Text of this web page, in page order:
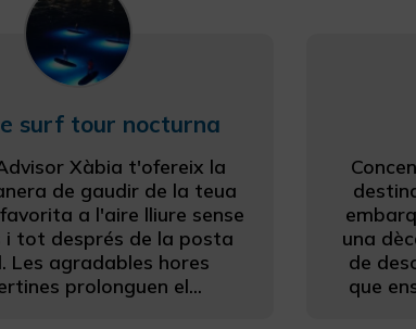
surf tour nocturna
Xàbia t'ofereix la
de gaudir de la teua
a l'aire lliure sense
i tot després de la posta
Les agradables hores
prolonguen el...
una
de
que